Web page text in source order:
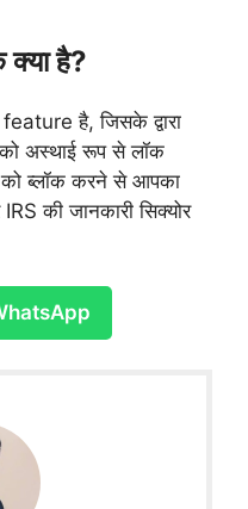
क्या है?
है, जिसके द्वारा
अस्थाई रूप से लॉक
ब्लॉक करने से आपका
की जानकारी सिक्योर